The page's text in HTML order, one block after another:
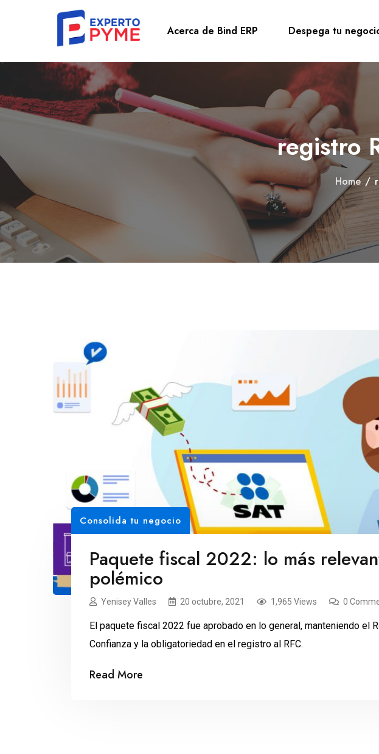
Acerca de Bind ERP Despega tu
registro
Home /
Consolida tu negocio
Paquete fiscal 2022: lo más
polémico
Yenisey Valles 20 octubre, 2021 1,965 Views 0
El paquete fiscal 2022 fue aprobado en lo general, manteniendo el
Confianza y la obligatoriedad en el registro al RFC.
Read More